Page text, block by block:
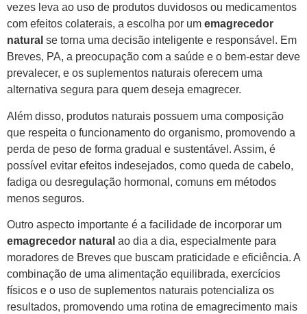
vezes leva ao uso de produtos duvidosos ou medicamentos
com efeitos colaterais, a escolha por um emagrecedor
natural se torna uma decisão inteligente e responsável. Em
Breves, PA, a preocupação com a saúde e o bem-estar deve
prevalecer, e os suplementos naturais oferecem uma
alternativa segura para quem deseja emagrecer.
Além disso, produtos naturais possuem uma composição
que respeita o funcionamento do organismo, promovendo a
perda de peso de forma gradual e sustentável. Assim, é
possível evitar efeitos indesejados, como queda de cabelo,
fadiga ou desregulação hormonal, comuns em métodos
menos seguros.
Outro aspecto importante é a facilidade de incorporar um
emagrecedor natural ao dia a dia, especialmente para
moradores de Breves que buscam praticidade e eficiência. A
combinação de uma alimentação equilibrada, exercícios
físicos e o uso de suplementos naturais potencializa os
resultados, promovendo uma rotina de emagrecimento mais